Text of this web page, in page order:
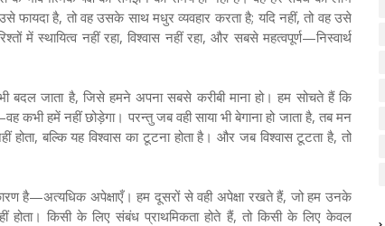
फायदा है, तो वह उसके साथ मधुर व्यवहार करता है; यदि नहीं, तो वह उसे
में स्थायित्व नहीं रहा, विश्वास नहीं रहा, और सबसे महत्वपूर्ण—निस्वार्थ
बदल जाता है, जिसे हमने अपना सबसे करीबी माना हो। हम सोचते हैं कि
कभी हमें नहीं छोड़ेगा। परन्तु जब वही साया भी बेगाना हो जाता है, तब मन
बल्कि यह विश्वास का टूटना होता है। और जब विश्वास टूटता है, तो
है—अत्यधिक अपेक्षाएँ। हम दूसरों से वही अपेक्षा रखते हैं, जो हम उनके
किसी के लिए संबंध प्राथमिकता होते हैं, तो किसी के लिए केवल